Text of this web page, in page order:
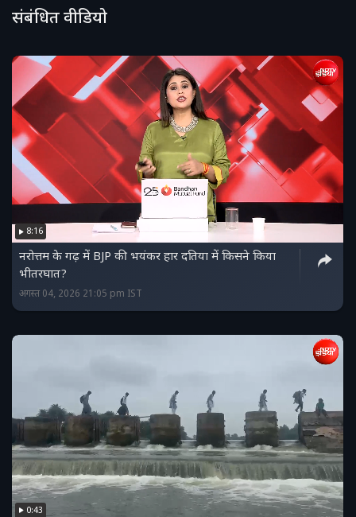
संबंधित वीडियो
8:16
नरोत्तम के गढ़ में BJP की भयंकर हार दतिया में किसने किया
भीतरघात?
अगस्त 04, 2026 21:05 pm IST
0:43